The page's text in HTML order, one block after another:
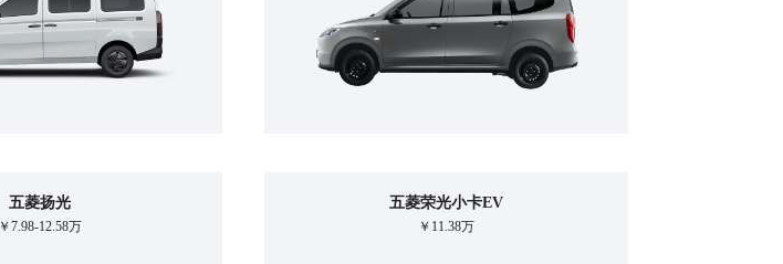
五菱扬光
￥7.98-12.58万
五菱荣光小卡EV
￥11.38万